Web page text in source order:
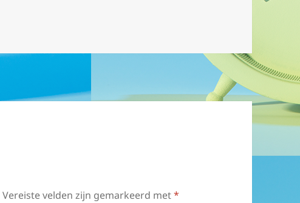
Vereiste velden zijn gemarkeerd met*